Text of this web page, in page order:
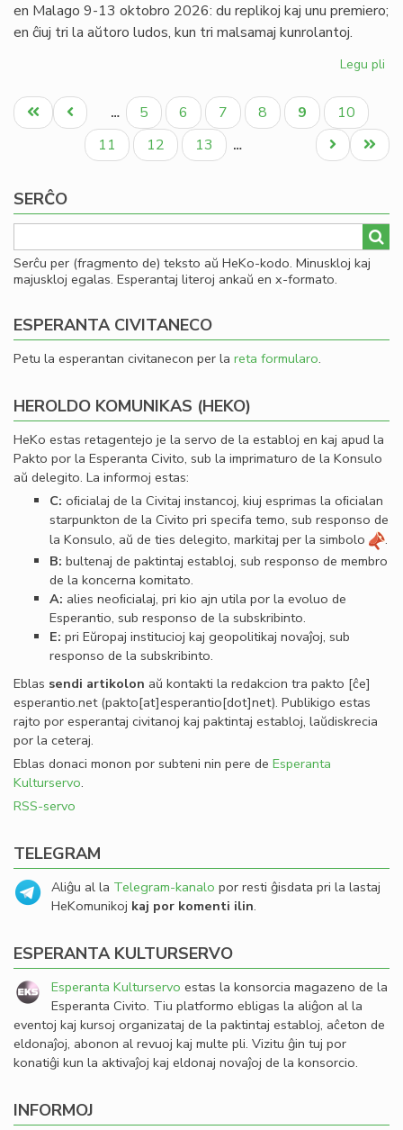
en Malago 9-13 oktobro 2026: du replikoj kaj unu premiero;
en ĉiuj tri la aŭtoro ludos, kun tri malsamaj kunrolantoj.
Legu pli
Pagination
Unua
paĝo
Antaŭa
paĝo
… Paĝo
5 Paĝo
6 Paĝo
7 Paĝo
8
Aktuala
paĝo
9 Paĝo
10
Paĝo
11 Paĝo
12 Paĝo
13 …
Last
page
Next
page
SERĈO
Serĉu per (fragmento de) teksto aŭ HeKo-kodo. Minuskloj kaj
majuskloj egalas. Esperantaj literoj ankaŭ en x-formato.
ESPERANTA CIVITANECO
Petu la esperantan civitanecon per la reta formularo.
HEROLDO KOMUNIKAS (HEKO)
HeKo estas retagentejo je la servo de la establoj en kaj apud la
Pakto por la Esperanta Civito, sub la imprimaturo de la Konsulo
aŭ delegito. La informoj estas:
C: oﬁcialaj de la Civitaj instancoj, kiuj esprimas la oﬁcialan
starpunkton de la Civito pri specifa temo, sub responso de
la Konsulo, aŭ de ties delegito, markitaj per la simbolo
.
B: bultenaj de paktintaj establoj, sub responso de membro
de la koncerna komitato.
A: alies neoﬁcialaj, pri kio ajn utila por la evoluo de
Esperantio, sub responso de la subskribinto.
E: pri Eŭropaj institucioj kaj geopolitikaj novaĵoj, sub
responso de la subskribinto.
Eblas sendi artikolon aŭ kontakti la redakcion tra pakto [ĉe]
esperantio.net(pakto[at]esperantio[dot]net). Publikigo estas
rajto por esperantaj civitanoj kaj paktintaj establoj, laŭdiskrecia
por la ceteraj.
Eblas donaci monon por subteni nin pere de Esperanta
Kulturservo.
RSS-servo
TELEGRAM
Aliĝu al la Telegram-kanalo por resti ĝisdata pri la lastaj
HeKomunikoj kaj por komenti ilin.
ESPERANTA KULTURSERVO
Esperanta Kulturservo estas la konsorcia magazeno de la
Esperanta Civito. Tiu platformo ebligas la aliĝon al la
eventoj kaj kursoj organizataj de la paktintaj establoj, aĉeton de
eldonaĵoj, abonon al revuoj kaj multe pli. Vizitu ĝin tuj por
konatiĝi kun la aktivaĵoj kaj eldonaj novaĵoj de la konsorcio.
INFORMOJ